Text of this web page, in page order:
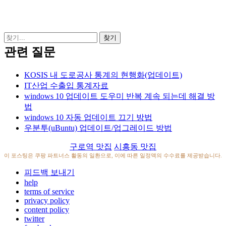
관련 질문
KOSIS 내 도로공사 통계의 현행화(업데이트)
IT산업 수출입 통계자료
windows 10 업데이트 도우미 반복 계속 되는데 해결 방
법
windows 10 자동 업데이트 끄기 방법
우분투(uBuntu) 업데이트/업그레이드 방법
구로역 맛집 시흥동 맛집
이 포스팅은 쿠팡 파트너스 활동의 일환으로, 이에 따른 일정액의 수수료를 제공받습니다.
피드백 보내기
help
terms of service
privacy policy
content policy
twitter